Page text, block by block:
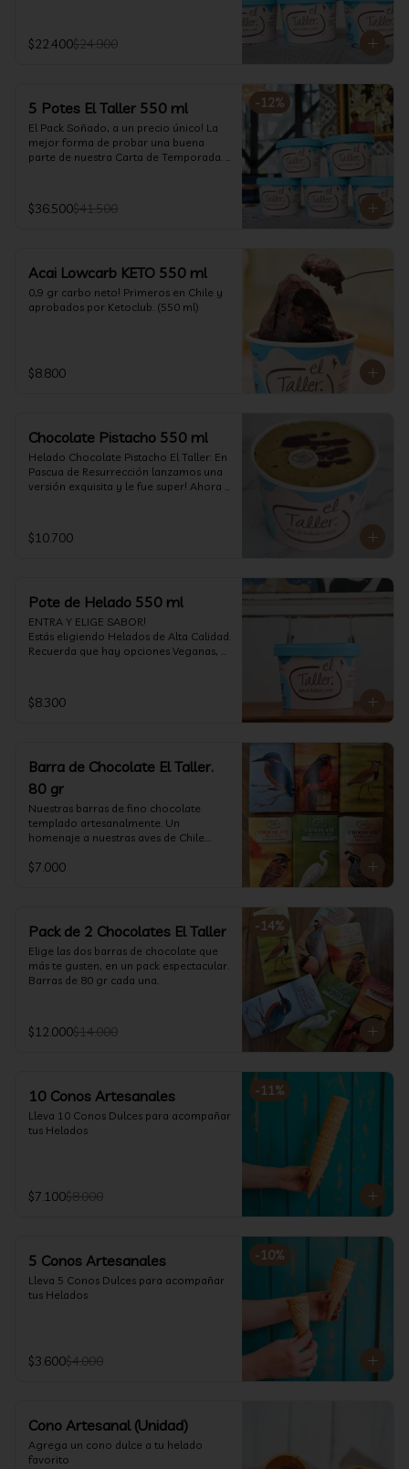
Diabéticos!
Algunos helados especiales tienen un
$22.400$24.900
-12%
5 Potes El Taller 550 ml
El Pack Soñado, a un precio único! La
mejor forma de probar una buena
parte de nuestra Carta de Temporada.
$36.500$41.500
Acai Lowcarb KETO 550 ml
0,9 gr carbo neto! Primeros en Chile y
aprobados por Ketoclub. (550 ml)
$8.800
Chocolate Pistacho 550 ml
Helado Chocolate Pistacho El Taller: En
Pascua de Resurrección lanzamos una
versión exquisita y le fue super! Ahora
calidad, al centro una bomba de
chocolate blanco relleno de crema de
$10.700
Pote de Helado 550 ml
ENTRA Y ELIGE SABOR!
Estás eligiendo Helados de Alta Calidad.
Recuerda que hay opciones Veganas,
$8.300
Barra de Chocolate El Taller.
80 gr
Nuestras barras de fino chocolate
templado artesanalmente. Un
homenaje a nuestras aves de Chile.
$7.000
-14%
Pack de 2 Chocolates El Taller
Elige las dos barras de chocolate que
más te gusten, en un pack espectacular.
Barras de 80 gr cada una.
$12.000$14.000
-11%
10 Conos Artesanales
Lleva 10 Conos Dulces para acompañar
tus Helados
$7.100$8.000
-10%
5 Conos Artesanales
Lleva 5 Conos Dulces para acompañar
tus Helados
$3.600$4.000
Cono Artesanal (Unidad)
Agrega un cono dulce a tu helado
favorito